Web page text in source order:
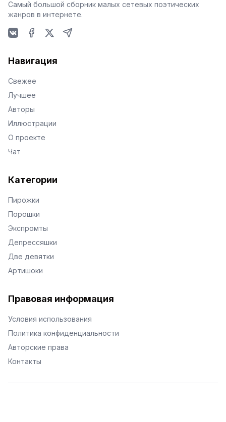
Самый большой сборник малых сетевых поэтических
жанров в интернете.
Навигация
Свежее
Лучшее
Авторы
Иллюстрации
О проекте
Чат
Категории
Пирожки
Порошки
Экспромты
Депрессяшки
Две девятки
Артишоки
Правовая информация
Условия использования
Политика конфиденциальности
Авторские права
Контакты